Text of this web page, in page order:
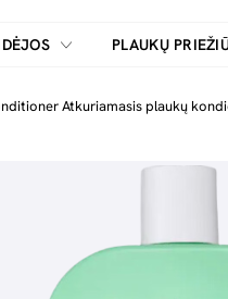
PLAUKŲ
Atkuriamasis plaukų